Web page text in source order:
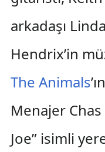
arkadaşı
Hendrix’in
The Animals
Menajer
Joe” isimli